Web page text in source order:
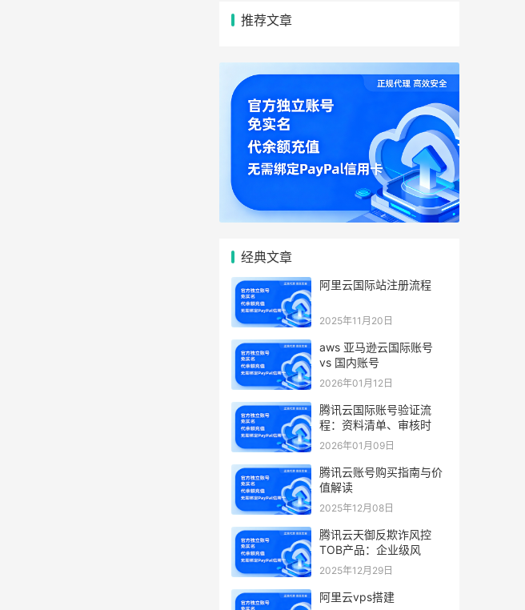
推荐文章
经典文章
阿里云国际站注册流程
2025年11月20日
aws 亚马逊云国际账号
vs 国内账号
2026年01月12日
腾讯云国际账号验证流
程：资料清单、审核时
2026年01月09日
腾讯云账号购买指南与价
值解读
2025年12月08日
腾讯云天御反欺诈风控
TOB产品：企业级风
2025年12月29日
阿里云vps搭建